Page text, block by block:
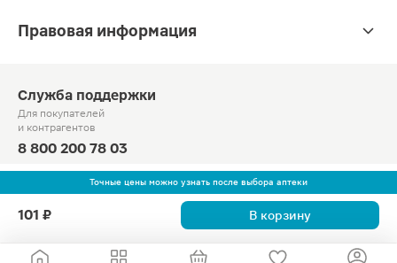
Точные цены можно узнать после выбора аптеки
101 ₽ В корзину
Правовая информация
Служба поддержки
Для покупателей
и контрагентов
8 800 200 78 03
Круглосуточно, звонок по России бесплатный
© Официальный сайт сети «Магнит».